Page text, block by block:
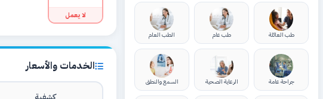
طب العائلة طب عام الطب العام
جراحة عامة الرعاية الصحية السمع والنطق
لا يعمل
الخدمات والأسعار
كشفية